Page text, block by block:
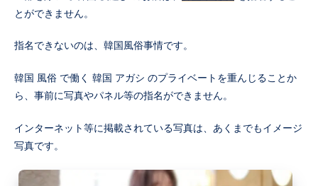
とができません。
指名できないのは、韓国風俗事情です。
韓国 風俗 で働く 韓国 アガシ のプライベートを重んじることか
ら、事前に写真やパネル等の指名ができません。
インターネット等に掲載されている写真は、あくまでもイメージ
写真です。